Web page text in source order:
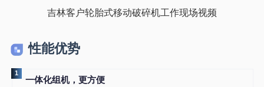
吉林客户轮胎式移动破碎机工作现场视频
性能优势
1
一体化组机，更方便